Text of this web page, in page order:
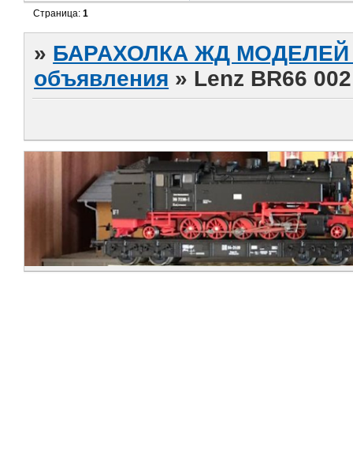
Страница:1
» БАРАХОЛКА ЖД МОДЕЛЕЙ
объявления » Lenz BR66 002